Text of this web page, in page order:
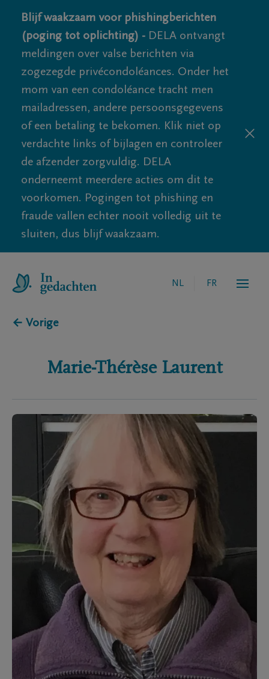
Blijf waakzaam voor phishingberichten
(poging tot oplichting) - DELA ontvangt
meldingen over valse berichten via
zogezegde privécondoléances. Onder het
mom van een condoléance tracht men
mailadressen, andere persoonsgegevens
of een betaling te bekomen. Klik niet op
verdachte links of bijlagen en controleer
de afzender zorgvuldig. DELA
onderneemt meerdere acties om dit te
voorkomen. Pogingen tot phishing en
fraude vallen echter nooit volledig uit te
sluiten, dus blijf waakzaam.
NL FR
← Vorige
Marie-Thérèse Laurent